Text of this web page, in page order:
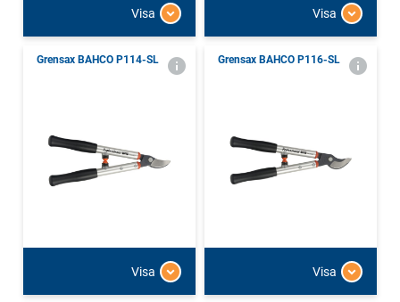
Visa Visa
Grensax BAHCO P114-SL
Visa
Grensax BAHCO P116-SL
Visa